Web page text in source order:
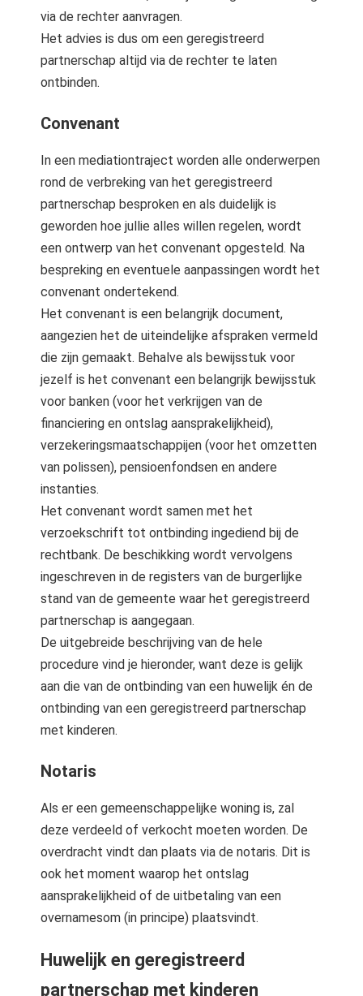
via de rechter aanvragen.
Het advies is dus om een geregistreerd
partnerschap altijd via de rechter te laten
ontbinden.
Convenant
In een mediationtraject worden alle onderwerpen
rond de verbreking van het geregistreerd
partnerschap besproken en als duidelijk is
geworden hoe jullie alles willen regelen, wordt
een ontwerp van het convenant opgesteld. Na
bespreking en eventuele aanpassingen wordt het
convenant ondertekend.
Het convenant is een belangrijk document,
aangezien het de uiteindelijke afspraken vermeld
die zijn gemaakt. Behalve als bewijsstuk voor
jezelf is het convenant een belangrijk bewijsstuk
voor banken (voor het verkrijgen van de
financiering en ontslag aansprakelijkheid),
verzekeringsmaatschappijen (voor het omzetten
van polissen), pensioenfondsen en andere
instanties.
Het convenant wordt samen met het
verzoekschrift tot ontbinding ingediend bij de
rechtbank. De beschikking wordt vervolgens
ingeschreven in de registers van de burgerlijke
stand van de gemeente waar het geregistreerd
partnerschap is aangegaan.
De uitgebreide beschrijving van de hele
procedure vind je hieronder, want deze is gelijk
aan die van de ontbinding van een huwelijk én de
ontbinding van een geregistreerd partnerschap
met kinderen.
Notaris
Als er een gemeenschappelijke woning is, zal
deze verdeeld of verkocht moeten worden. De
overdracht vindt dan plaats via de notaris. Dit is
ook het moment waarop het ontslag
aansprakelijkheid of de uitbetaling van een
overnamesom (in principe) plaatsvindt.
Huwelijk en geregistreerd
partnerschap met kinderen